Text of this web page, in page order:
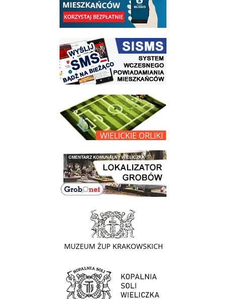
link do strony systemu wczesnego ostrzegania mieszkańców SISMS
link do opisu projektu Wielickie Orliki
link do lokalizatora grobów na wielickim cmentarzu - grobnet
link do strony - Muzeum Żup Krakowskich Wieliczka
link do strony Kopalni Soli Wieliczka